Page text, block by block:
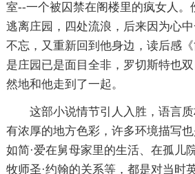
室--一个被囚禁在阁楼里的疯女人。
逃离庄园，四处流浪，后来因为心
不忘，又重新回到他身边，读后感
是庄园已是面目全非，罗切斯特也
然地和他走到了一起。
这部小说情节引人入胜，语言
有浓厚的地方色彩，许多环境描写也
如简·爱在舅母家里的生活、在孤儿
牧师圣·约翰的关系等，都是对当时